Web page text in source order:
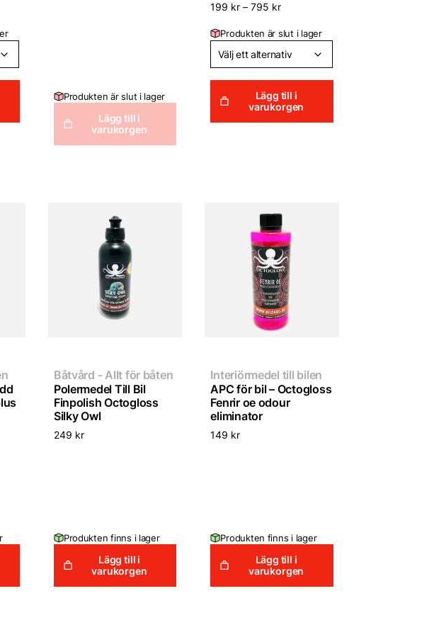
Produkten är slut i lager
Lägg till i
varukorgen
199 kr –795 kr
Produkten är slut i lager
Lägg till i
varukorgen
Båtvård - Allt för båten
Polermedel Till Bil
Finpolish Octogloss
Silky Owl
249 kr
Produkten finns i lager
Lägg till i
varukorgen
Interiörmedel till bilen
APC för bil – Octogloss
Fenrir oe odour
eliminator
149 kr
Produkten finns i lager
Lägg till i
varukorgen